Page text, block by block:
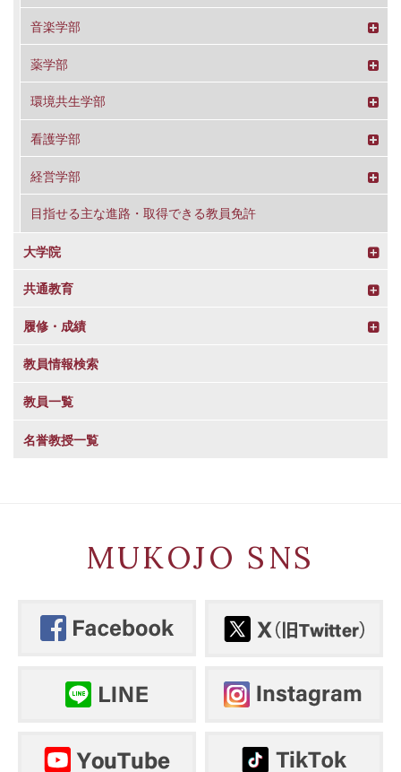
音楽学部
薬学部
環境共生学部
看護学部
経営学部
目指せる主な進路・取得できる教員免許
大学院
共通教育
履修・成績
教員情報検索
教員一覧
名誉教授一覧
MUKOJO SNS